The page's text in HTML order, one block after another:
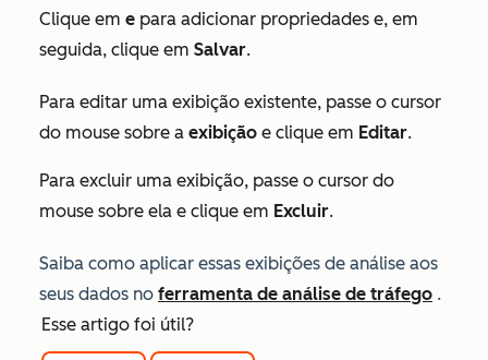
Clique em e para adicionar propriedades e, em
seguida, clique em Salvar.
Para editar uma exibição existente, passe o cursor
do mouse sobre a exibição e clique em Editar.
Para excluir uma exibição, passe o cursor do
mouse sobre ela e clique em Excluir.
Saiba como aplicar essas exibições de análise aos
seus dados no ferramenta de análise de tráfego .
Esse artigo foi útil?